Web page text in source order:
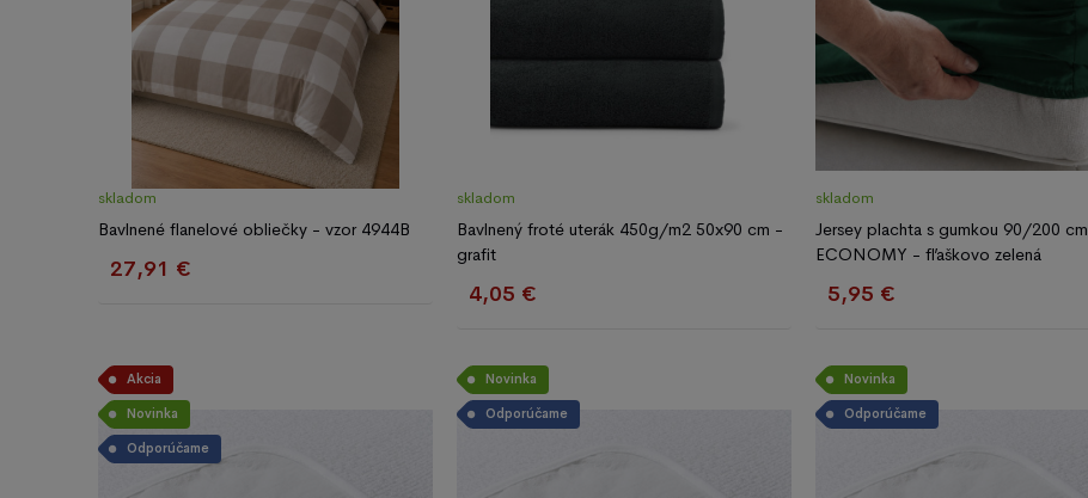
skladom
Bavlnené flanelové obliečky - vzor 4944B
27,91 €
skladom
Bavlnený froté uterák 450g/m2 50x90 cm -
grafit
4,05 €
skladom
Jersey plachta s gumkou 90/200 cm
ECONOMY - fľaškovo zelená
5,95 €
Akcia
Novinka
Odporúčame
Novinka
Odporúčame
Novinka
Odporúčame